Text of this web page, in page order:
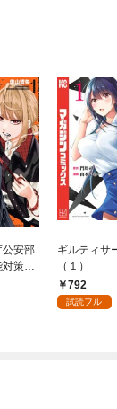
安部
策係
ギルティサ
（１）
792
試読フル